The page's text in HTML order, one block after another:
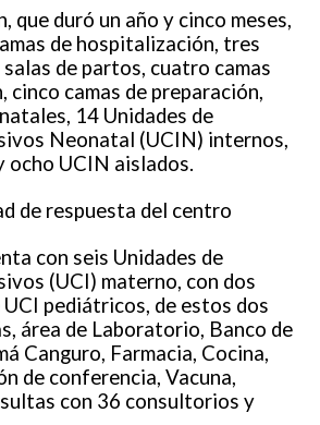
que duró un año y cinco meses,
de hospitalización, tres
de partos, cuatro camas
cinco camas de preparación,
14 Unidades de
Neonatal (UCIN) internos,
ocho UCIN aislados.
de respuesta del centro
con seis Unidades de
(UCI) materno, con dos
pediátricos, de estos dos
área de Laboratorio, Banco de
Canguro, Farmacia, Cocina,
de conferencia, Vacuna,
con 36 consultorios y